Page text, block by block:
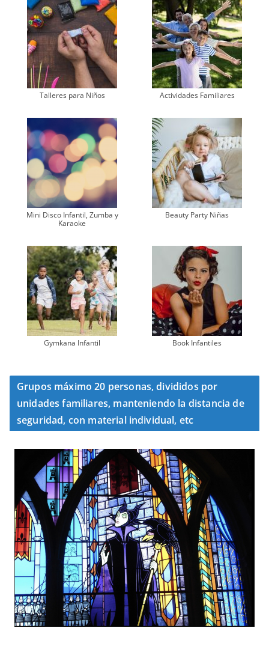
Talleres para Niños Actividades Familiares
Mini Disco Infantil, Zumba y
Karaoke
Beauty Party Niñas
Gymkana Infantil Book Infantiles
Grupos máximo 20 personas, divididos por
unidades familiares, manteniendo la distancia de
seguridad, con material individual, etc